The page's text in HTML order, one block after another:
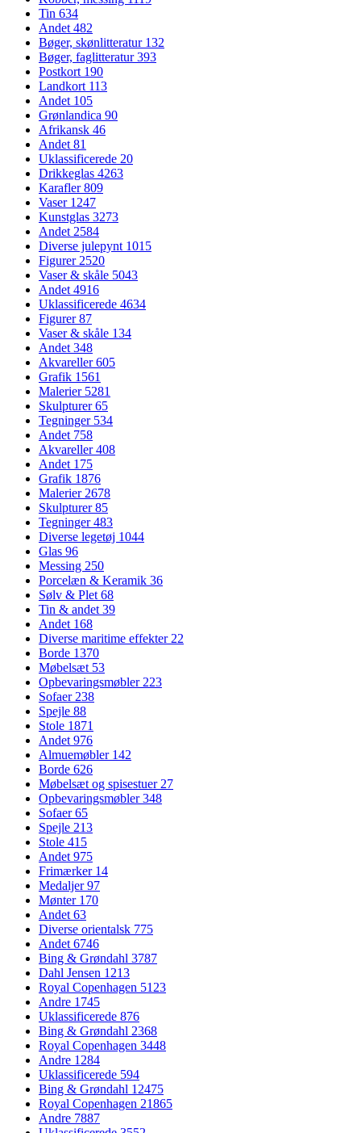
Tin 634
Andet482
Bøger, skønlitteratur 132
Bøger, faglitteratur393
Postkort 190
Landkort 113
Andet 105
Grønlandica 90
Afrikansk 46
Andet81
Uklassificerede 20
Drikkeglas 4263
Karafler809
Vaser 1247
Kunstglas 3273
Andet2584
Diverse julepynt 1015
Figurer2520
Vaser & skåle 5043
Andet4916
Uklassificerede 4634
Figurer87
Vaser & skåle 134
Andet348
Akvareller605
Grafik 1561
Malerier 5281
Skulpturer65
Tegninger 534
Andet 758
Akvareller408
Andet 175
Grafik 1876
Malerier2678
Skulpturer85
Tegninger483
Diverse legetøj 1044
Glas 96
Messing 250
Porcelæn & Keramik 36
Sølv & Plet68
Tin & andet39
Andet 168
Diverse maritime effekter22
Borde 1370
Møbelsæt 53
Opbevaringsmøbler223
Sofaer238
Spejle 88
Stole 1871
Andet976
Almuemøbler 142
Borde 626
Møbelsæt og spisestuer27
Opbevaringsmøbler348
Sofaer65
Spejle 213
Stole 415
Andet975
Frimærker 14
Medaljer97
Mønter 170
Andet63
Diverse orientalsk 775
Andet6746
Bing & Grøndahl 3787
Dahl Jensen 1213
Royal Copenhagen 5123
Andre 1745
Uklassificerede 876
Bing & Grøndahl 2368
Royal Copenhagen 3448
Andre 1284
Uklassificerede 594
Bing & Grøndahl 12475
Royal Copenhagen 21865
Andre 7887